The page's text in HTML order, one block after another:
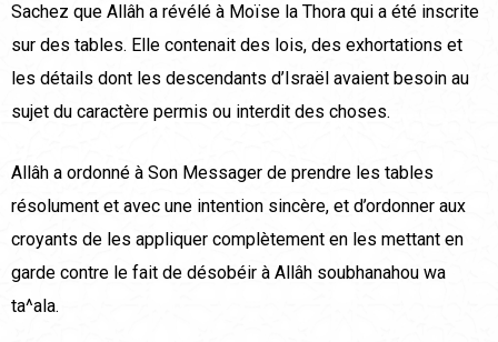
Sachez que Allâh a révélé à Moïse la Thora qui a été inscrite
sur des tables. Elle contenait des lois, des exhortations et
les détails dont les descendants d’Israël avaient besoin au
sujet du caractère permis ou interdit des choses.
Allâh a ordonné à Son Messager de prendre les tables
résolument et avec une intention sincère, et d’ordonner aux
croyants de les appliquer complètement en les mettant en
garde contre le fait de désobéir à Allâh soubhanahou wa
ta^ala.